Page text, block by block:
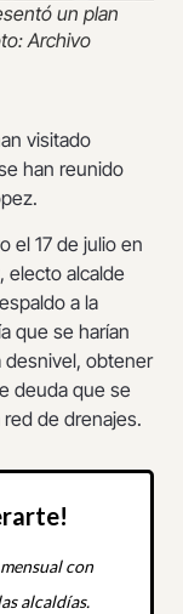
un plan
Archivo
visitado
han reunido
el 17 de julio en
electo alcalde
a la
que se harían
desnivel, obtener
deuda que se
de drenajes.
con
alcaldías.